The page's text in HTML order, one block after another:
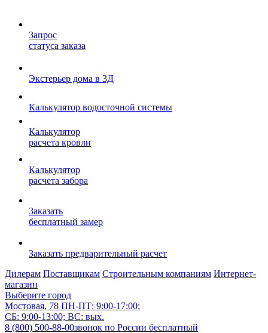
Запрос
статуса заказа
Экстерьер дома в 3Д
Калькулятор водосточной системы
Калькулятор
расчета кровли
Калькулятор
расчета забора
Заказать
бесплатный замер
Заказать предварительный расчет
Дилерам Поставщикам Строительным компаниям Интернет-
магазин
Выберите город
Мостовая, 78 ПН-ПТ: 9:00-17:00;
СБ: 9:00-13:00; ВС: вых.
8 (800) 500-88-00звонок по России бесплатный